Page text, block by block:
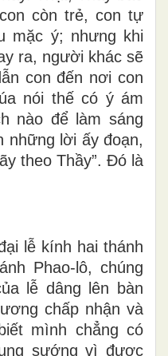
còn trẻ, con tự
mặc ý; nhưng khi
ra, người khác sẽ
con đến nơi con
nói thế có ý ám
nào để làm sáng
những lời ấy đoạn,
theo Thầy”. Đó là
lễ kính hai thánh
Phao-lô, chúng
lễ dâng lên bàn
chấp nhận và
mình chẳng có
sướng vì được